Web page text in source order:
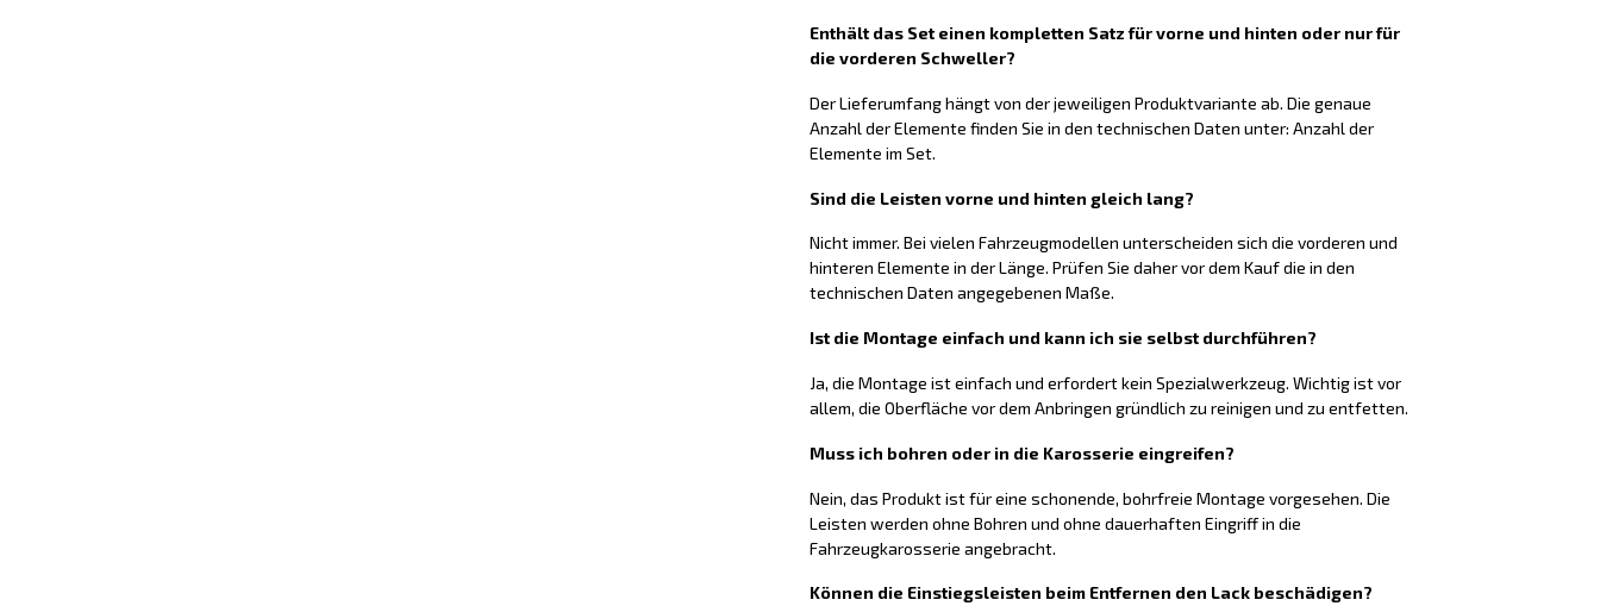
Enthält das Set einen kompletten Satz für vorne und hinten oder nur für
die vorderen Schweller?
Der Lieferumfang hängt von der jeweiligen Produktvariante ab. Die genaue
Anzahl der Elemente finden Sie in den technischen Daten unter: Anzahl der
Elemente im Set.
Sind die Leisten vorne und hinten gleich lang?
Nicht immer. Bei vielen Fahrzeugmodellen unterscheiden sich die vorderen und
hinteren Elemente in der Länge. Prüfen Sie daher vor dem Kauf die in den
technischen Daten angegebenen Maße.
Ist die Montage einfach und kann ich sie selbst durchführen?
Ja, die Montage ist einfach und erfordert kein Spezialwerkzeug. Wichtig ist vor
allem, die Oberfläche vor dem Anbringen gründlich zu reinigen und zu entfetten.
Muss ich bohren oder in die Karosserie eingreifen?
Nein, das Produkt ist für eine schonende, bohrfreie Montage vorgesehen. Die
Leisten werden ohne Bohren und ohne dauerhaften Eingriff in die
Fahrzeugkarosserie angebracht.
Können die Einstiegsleisten beim Entfernen den Lack beschädigen?